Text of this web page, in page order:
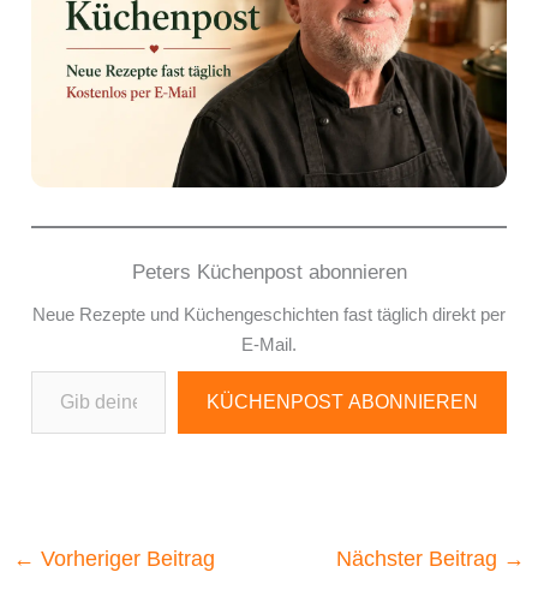
Peters Küchenpost abonnieren
Neue Rezepte und Küchengeschichten fast täglich direkt per
E-Mail.
Gib deine E-Mail-Adresse ein ...
KÜCHENPOST ABONNIEREN
← Vorheriger Beitrag Nächster Beitrag →